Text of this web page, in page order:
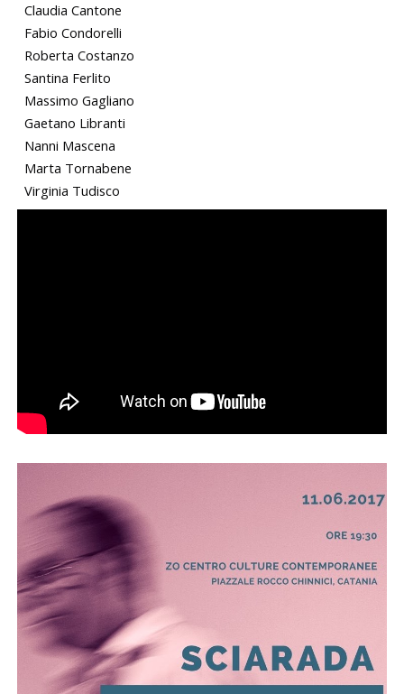
Claudia Cantone
Fabio Condorelli
Roberta Costanzo
Santina Ferlito
Massimo Gagliano
Gaetano Libranti
Nanni Mascena
Marta Tornabene
Virginia Tudisco